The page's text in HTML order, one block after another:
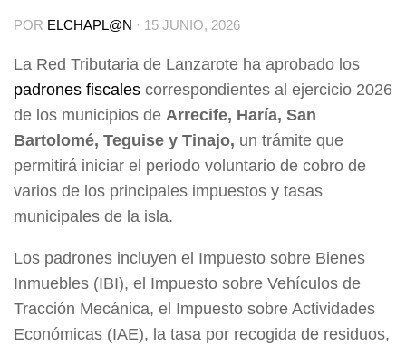
POR ELCHAPL@N · 15 JUNIO, 2026
La Red Tributaria de Lanzarote ha aprobado los
padrones fiscales correspondientes al ejercicio 2026
de los municipios de Arrecife, Haría, San
Bartolomé, Teguise y Tinajo, un trámite que
permitirá iniciar el periodo voluntario de cobro de
varios de los principales impuestos y tasas
municipales de la isla.
Los padrones incluyen el Impuesto sobre Bienes
Inmuebles (IBI), el Impuesto sobre Vehículos de
Tracción Mecánica, el Impuesto sobre Actividades
Económicas (IAE), la tasa por recogida de residuos,